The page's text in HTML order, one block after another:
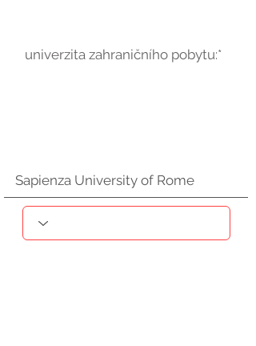
univerzita zahraničního pobytu:*